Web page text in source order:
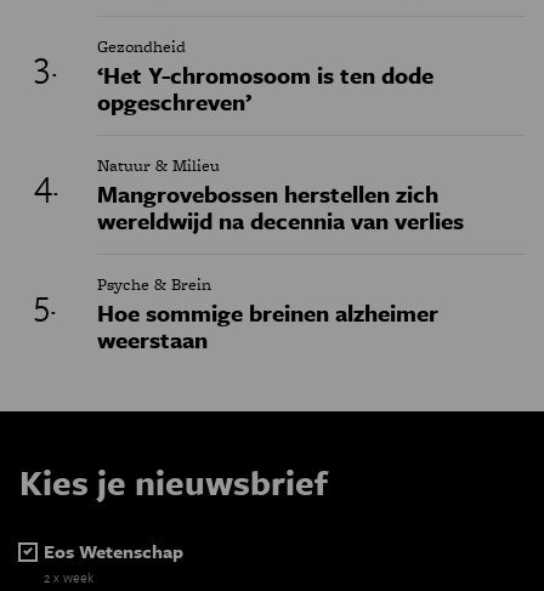
Gezondheid
‘Het Y-chromosoom is ten dode
opgeschreven’
Natuur & Milieu
Mangrovebossen herstellen zich
wereldwijd na decennia van verlies
Psyche & Brein
Hoe sommige breinen alzheimer
weerstaan
Kies je nieuwsbrief
Eos Wetenschap
2 x week